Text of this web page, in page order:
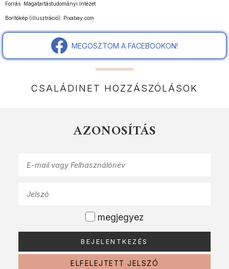
Forrás: Magatartástudományi Intézet
Borítókép (illusztráció): Pixabay.com
MEGOSZTOM A FACEBOOKON!
CSALÁDINET HOZZÁSZÓLÁSOK
AZONOSÍTÁS
megjegyez
ELFELEJTETT JELSZÓ